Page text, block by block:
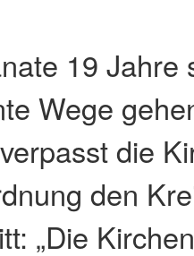
19 Jahre
Wege
die
den
„Die